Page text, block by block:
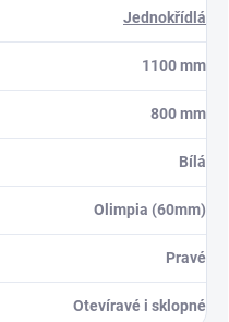
Jednokřídlá
1100 mm
800 mm
Bílá
Olimpia (60mm)
Pravé
Otevíravé i sklopné